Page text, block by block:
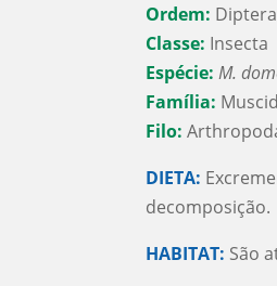
Ordem: Diptera
Classe: Insecta
Espécie: M.
Família:
Filo:
DIETA:
decomposição.
HABITAT: São